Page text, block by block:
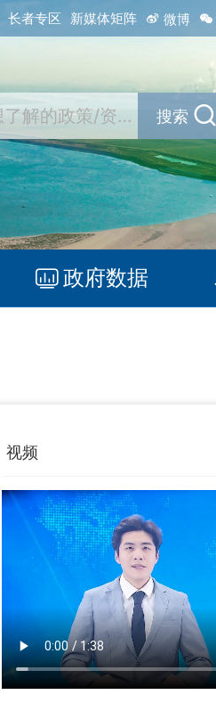
长者专区 新媒体矩阵 微博
搜索
政府数据
视频